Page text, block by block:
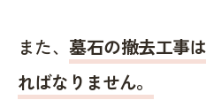
また、墓石の撤去工事
ればなりません。